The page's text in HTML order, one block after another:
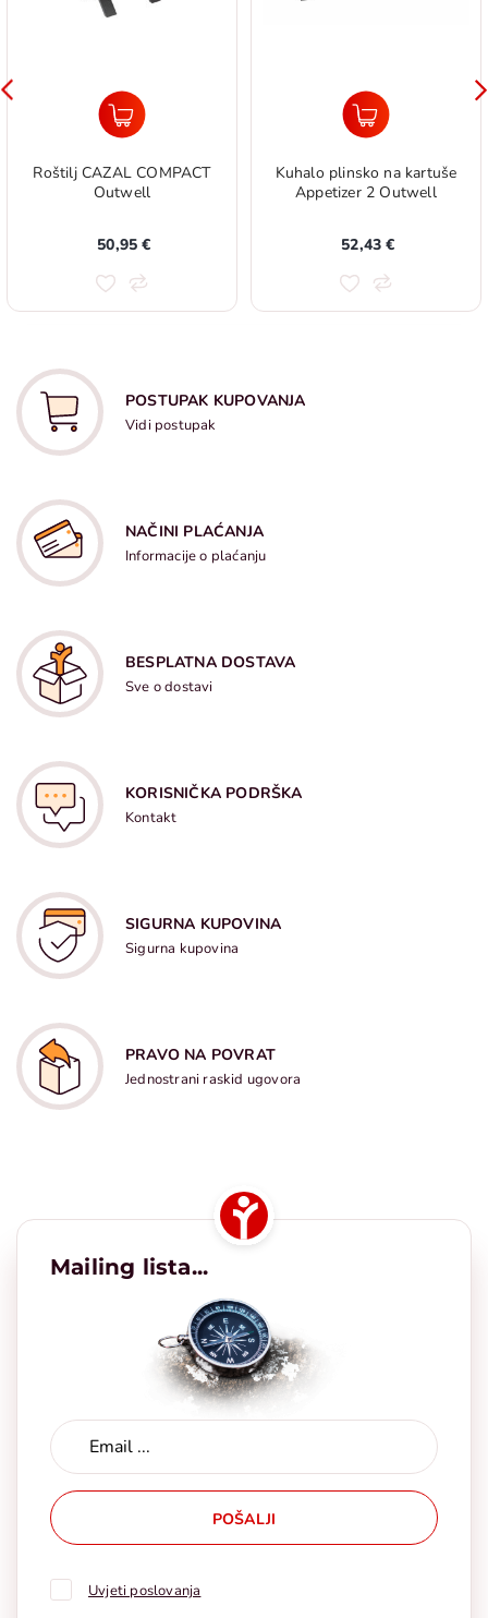
Roštilj CAZAL COMPACT
Outwell
50,95 €
Kuhalo plinsko na kartuše
Appetizer 2 Outwell
52,43 €
POSTUPAK KUPOVANJA
Vidi postupak
NAČINI PLAĆANJA
Informacije o plaćanju
BESPLATNA DOSTAVA
Sve o dostavi
KORISNIČKA PODRŠKA
Kontakt
SIGURNA KUPOVINA
Sigurna kupovina
PRAVO NA POVRAT
Jednostrani raskid ugovora
Mailing lista...
POŠALJI
Uvjeti poslovanja